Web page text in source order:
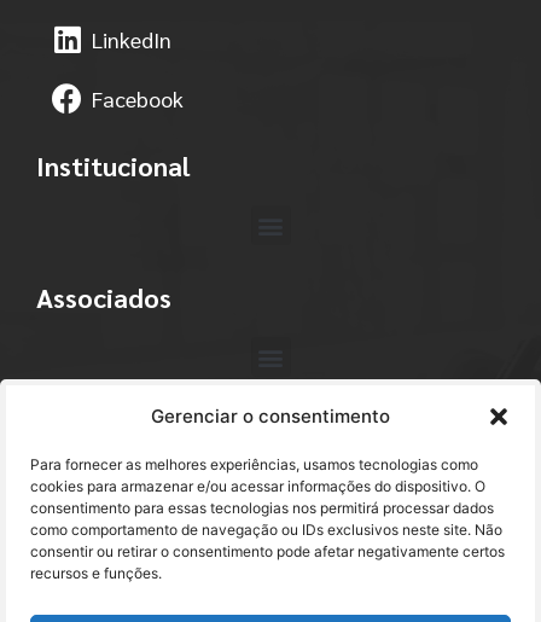
Gerenciar o consentimento
Para fornecer as melhores experiências, usamos tecnologias como
cookies para armazenar e/ou acessar informações do dispositivo. O
consentimento para essas tecnologias nos permitirá processar dados
como comportamento de navegação ou IDs exclusivos neste site. Não
consentir ou retirar o consentimento pode afetar negativamente certos
recursos e funções.
LinkedIn
Facebook
Institucional
Associados
+55 (11) 3113-4040
abracam@abracam.com